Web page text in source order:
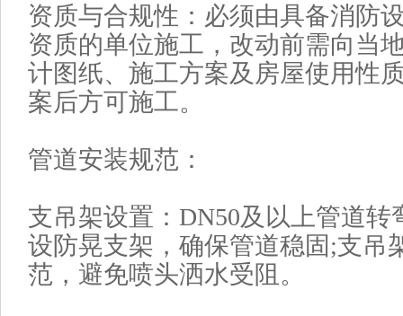
资质与合规性‌：必须由具备消防
资质的单位施工，改动前需向当
计图纸、施工方案及房屋使用性
案后方可施工。
管道安装规范‌：
支吊架设置‌：DN50及以上管道转
设防晃支架，确保管道稳固;支吊
范，避免喷头洒水受阻。